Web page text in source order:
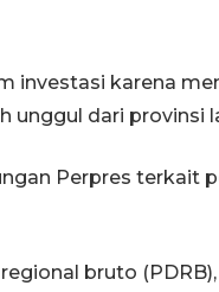
investasi karena
unggul dari provinsi
Perpres terkait
bruto